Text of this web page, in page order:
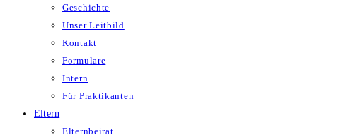
Geschichte
Unser Leitbild
Kontakt
Formulare
Intern
Für Praktikanten
Eltern
Elternbeirat